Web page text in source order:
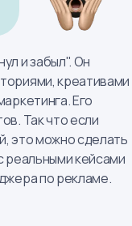
и забыл". Он
креативами
Его
Так что если
это можно сделать
реальными кейсами
по рекламе.